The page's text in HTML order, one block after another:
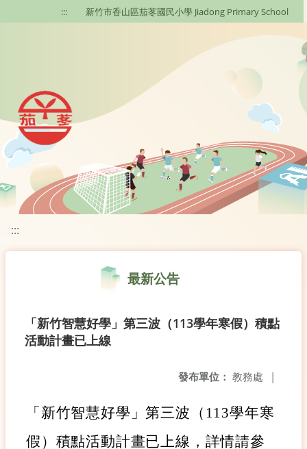
移至網頁之主要內容區位置
::: 新竹市香山區茄苳國民小學 Jiadong Primary School
:::
最新公告
「新竹智慧好學」第三波（113學年寒假）積點
活動計畫已上線
發布單位： 教務處 |
「新竹智慧好學」第三波（113學年寒
假）積點活動計畫已上線，詳情請參